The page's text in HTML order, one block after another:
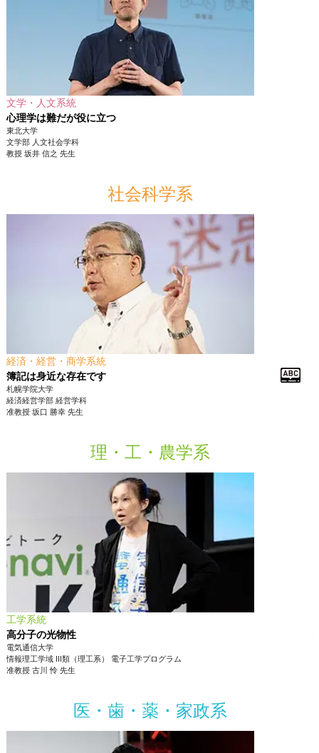
文学・人文系統
心理学は難だが役に立つ
東北大学
文学部 人文社会学科
教授 坂井 信之 先生
社会科学系
経済・経営・商学系統
簿記は身近な存在です
札幌学院大学
経済経営学部 経営学科
准教授 坂口 勝幸先生
理・工・農学系
工学系統
高分子の光物性
電気通信大学
情報理工学域 III類（理工系）
電子工学プログラム
准教授 古川 怜先生
医・歯・薬・家政系